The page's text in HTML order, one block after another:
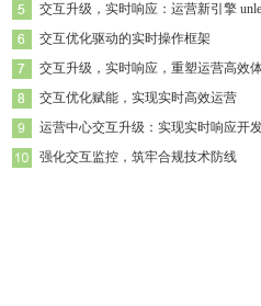
交互升级，实时响应：运营新引擎
交互优化驱动的实时操作框架
交互升级，实时响应，重塑运营高效
交互优化赋能，实现实时高效运营
运营中心交互升级：实现实时响应开
强化交互监控，筑牢合规技术防线